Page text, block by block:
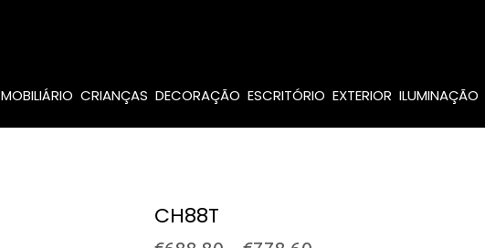
MOBILIÁRIO CRIANÇAS DECORAÇÃO ESCRITÓRIO EXTERIOR ILUMINAÇÃO
CH88T